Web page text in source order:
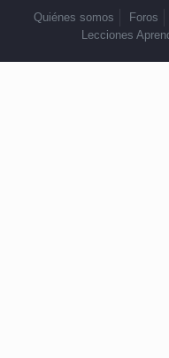
Quiénes somos
Foros
Lecciones